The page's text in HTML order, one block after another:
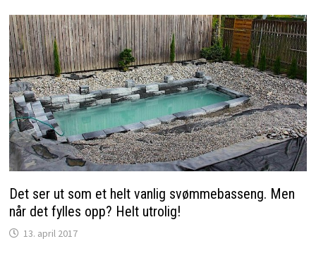
Det ser ut som et helt vanlig svømmebasseng. Men
når det fylles opp? Helt utrolig!
13. april 2017